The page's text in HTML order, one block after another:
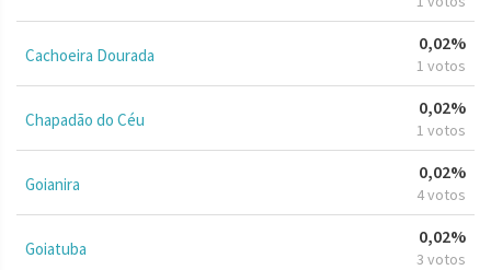
Cachoeira Dourada
0,02%
1 votos
Chapadão do Céu
0,02%
1 votos
Goianira
0,02%
4 votos
Goiatuba
0,02%
3 votos